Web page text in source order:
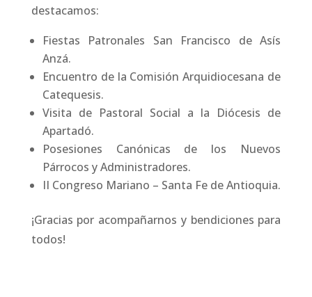
destacamos:
Fiestas Patronales San Francisco de Asís
Anzá.
Encuentro de la Comisión Arquidiocesana de
Catequesis.
Visita de Pastoral Social a la Diócesis de
Apartadó.
Posesiones Canónicas de los Nuevos
Párrocos y Administradores.
II Congreso Mariano – Santa Fe de Antioquia.
¡Gracias por acompañarnos y bendiciones para
todos!